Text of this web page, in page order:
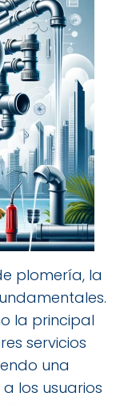
plomería, la
la principal
servicios
una
los usuarios